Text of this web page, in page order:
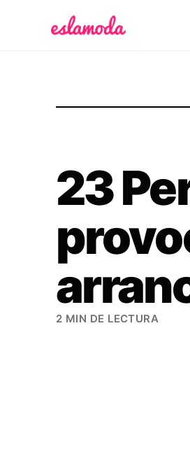
23
2 MIN DE LECTURA